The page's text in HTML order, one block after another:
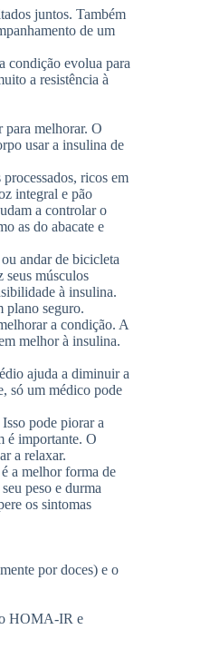
juntos. Também
de um
condição evolua para
a resistência à
para melhorar. O
usar a insulina de
ricos em
integral e pão
a controlar o
as do abacate e
andar de bicicleta
seus músculos
à insulina.
plano seguro.
a condição. A
melhor à insulina.
ajuda a diminuir a
só um médico pode
pode piorar a
é importante. O
a relaxar.
a melhor forma de
peso e durma
os sintomas
por doces) e o
HOMA-IR e